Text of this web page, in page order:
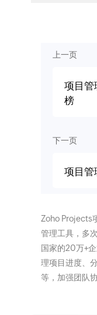
上一页
项目管
榜
下一页
项目管
Zoho Projects
管理工具，多
国家的20万+
理项目进度、
等，加强团队